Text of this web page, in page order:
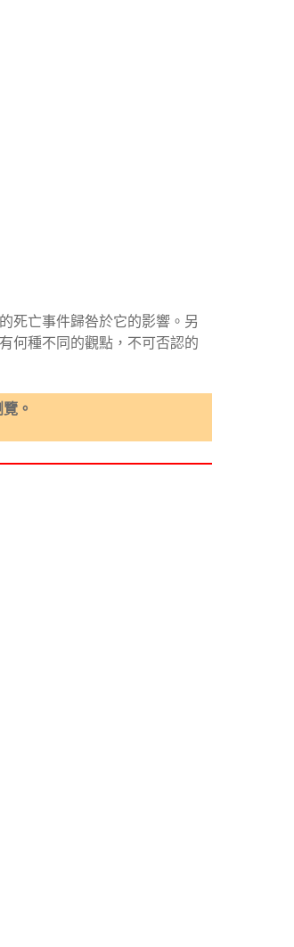
死亡事件歸咎於它的影響。另
何種不同的觀點，不可否認的
。